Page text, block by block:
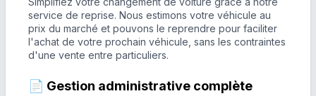
service de reprise. Nous estimons votre véhicule au
prix du marché et pouvons le reprendre pour faciliter
l'achat de votre prochain véhicule, sans les contraintes
d'une vente entre particuliers.
📄 Gestion administrative complète